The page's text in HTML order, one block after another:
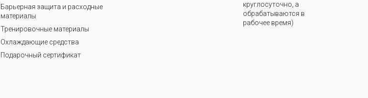
Барьерная защита и расходные
материалы
Тренировочные материалы
Охлаждающие средства
Подарочный сертификат
круглосуточно, а
обрабатываются в
рабочее время)